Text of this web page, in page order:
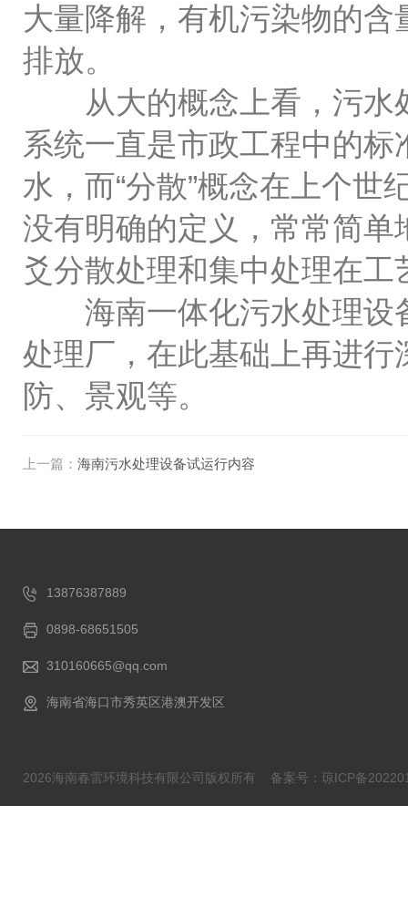
大量降解，有机污染物的
排放。
从大的概念上看，污水
系统一直是市政工程中的
水，而“分散”概念在上个世
没有明确的定义，常常简
爻分散处理和集中处理在工
海南一体化污水处理设
处理厂，在此基础上再进
防、景观等。
上一篇： 海南污水处理设备试运行内容
13876387889
0898-68651505
310160665@qq.com
海南省海口市秀英区港澳开发区
2026海南春雷环境科技有限公司版权所有 备案号：琼ICP备